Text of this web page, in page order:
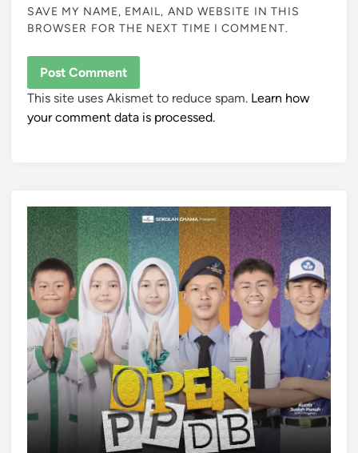
SAVE MY NAME, EMAIL, AND WEBSITE IN THIS
BROWSER FOR THE NEXT TIME I COMMENT.
This site uses Akismet to reduce spam. Learn how
your comment data is processed.